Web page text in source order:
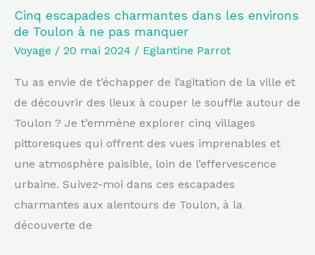
Cinq escapades charmantes dans les environs
de Toulon à ne pas manquer
Voyage / 20 mai 2024 / Eglantine Parrot
Tu as envie de t’échapper de l’agitation de la ville et
de découvrir des lieux à couper le souffle autour de
Toulon ? Je t’emmène explorer cinq villages
pittoresques qui offrent des vues imprenables et
une atmosphère paisible, loin de l’effervescence
urbaine. Suivez-moi dans ces escapades
charmantes aux alentours de Toulon, à la
découverte de
pas
manquer